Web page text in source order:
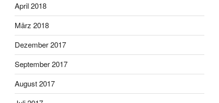
April 2018
März 2018
Dezember 2017
September 2017
August 2017